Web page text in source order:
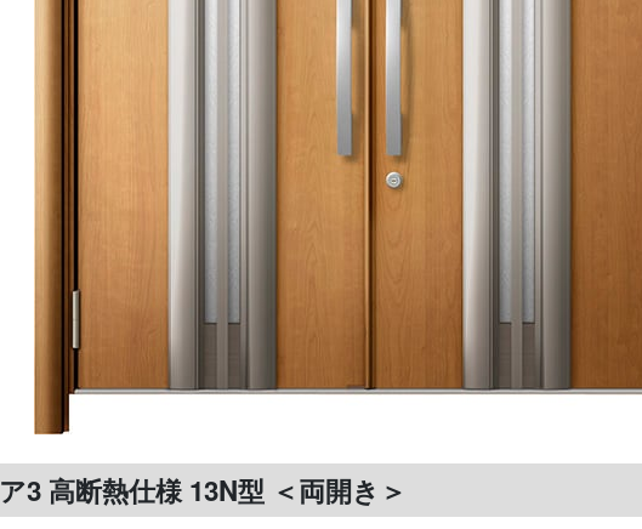
3 高断熱仕様 13N型 ＜両開き＞